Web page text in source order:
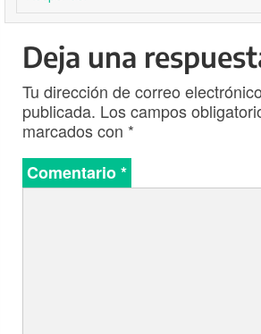
Deja una
Tu dirección de correo
publicada. Los campos
marcados con *
Comentario*